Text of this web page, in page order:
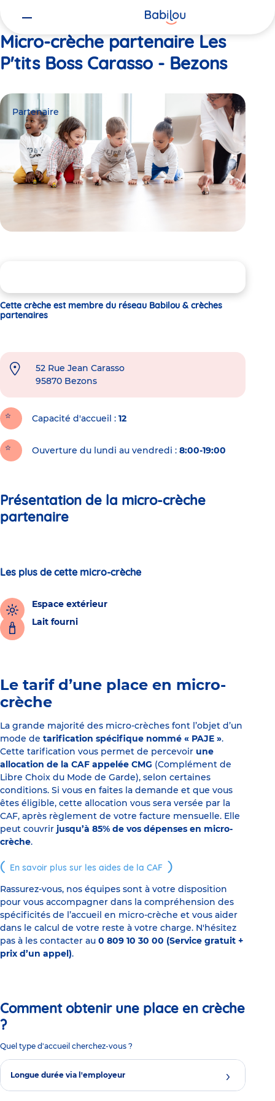
Micro-crèche partenaire Les
P'tits Boss Carasso - Bezons
Partenaire
Cette crèche est membre du réseau Babilou & crèches
partenaires
52 Rue Jean Carasso
95870 Bezons
Capacité d'accueil 12
Ouverture du lundi au vendredi : 8:00-19:00
Présentation de la micro-crèche
partenaire
Les plus de cette micro-crèche
Espace extérieur
Lait fourni
Le tarif d’une place en micro-
crèche
La grande majorité des micro-crèches font l’objet d’un
mode de tarification spécifique nommé « PAJE ».
Cette tarification vous permet de percevoir une
allocation de la CAF appelée CMG (Complément de
Libre Choix du Mode de Garde), selon certaines
conditions. Si vous en faites la demande et que vous
êtes éligible, cette allocation vous sera versée par la
CAF, après règlement de votre facture mensuelle. Elle
peut couvrir jusqu’à 85% de vos dépenses en micro-
crèche.
En savoir plus sur les aides de la CAF
Rassurez-vous, nos équipes sont à votre disposition
pour vous accompagner dans la compréhension des
spécificités de l’accueil en micro-crèche et vous aider
dans le calcul de votre reste à votre charge. N'hésitez
pas à les contacter au 0 809 10 30 00 (Service gratuit +
prix d’un appel).
Comment obtenir une place en crèche
?
Quel type d'accueil cherchez-vous ?
Longue durée via l'employeur